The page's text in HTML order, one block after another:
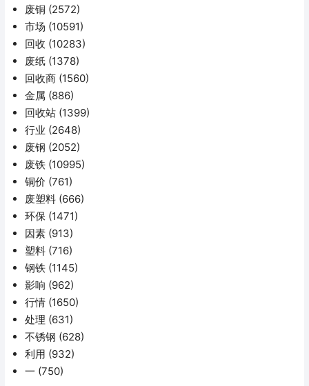
废铜 (2572)
市场 (10591)
回收 (10283)
废纸 (1378)
回收商 (1560)
金属 (886)
回收站 (1399)
行业 (2648)
废钢 (2052)
废铁 (10995)
铜价 (761)
废塑料 (666)
环保 (1471)
因素 (913)
塑料 (716)
钢铁 (1145)
影响 (962)
行情 (1650)
处理 (631)
不锈钢 (628)
利用 (932)
一 (750)